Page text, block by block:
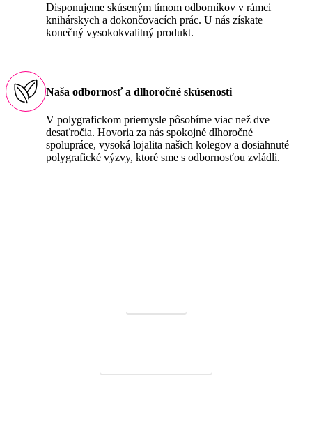
Disponujeme skúseným tímom odborníkov v rámci
knihárskych a dokončovacích prác. U nás získate
konečný vysokokvalitný produkt.
Naša odbornosť a dlhoročné skúsenosti
V polygrafickom priemysle pôsobíme viac než dve
desaťročia. Hovoria za nás spokojné dlhoročné
spolupráce, vysoká lojalita našich kolegov a dosiahnuté
polygrafické výzvy, ktoré sme s odbornosťou zvládli.